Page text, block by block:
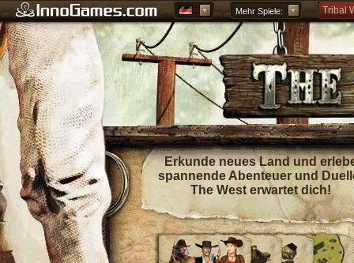
Mehr Spiele: Tribal
Forge
Erkunde neues Land und
spannende Abenteuer und
The West erwartet dich!